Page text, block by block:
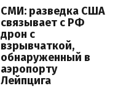
СМИ: разведка США
связывает с РФ
дрон с
взрывчаткой,
обнаруженный в
аэропорту
Лейпцига